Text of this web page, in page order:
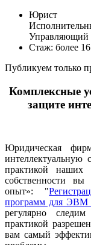
Юрист
Управляющий
Стаж: более
Публикуем только
Комплексные
защите
Юридическая
интеллектуальную
практикой наших
собственности
опыт»: "
программ для ЭВМ
регулярно
практикой
вам самый